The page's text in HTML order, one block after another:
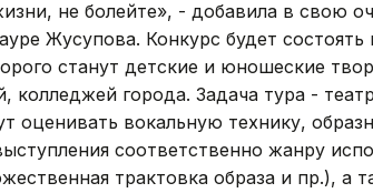
не болейте», - добавила в свою
Жусупова. Конкурс будет
станут детские и юношеские
колледжей города. Задача тура -
оценивать вокальную технику,
соответственно жанру
трактовка образа и пр.), а